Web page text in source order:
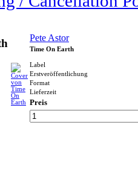
Pete Astor
Time On Earth
Label
Erstveröffentlichung
Format
Lieferzeit
Preis